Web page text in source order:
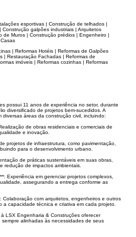
esportivas | Construção de telhados |
Construção galpões industriais | Arquitetos
de Muros | Construção prédios | Engenheiro |
| Reformas Hotéis | Reformas de Galpões
| Restauração Fachadas | Reformas de
imóveis | Reformas cozinhas | Reformas
possui 11 anos de experiência no setor, durante
diversificado de projetos bem-sucedidos. A
diversas áreas da construção civil, incluindo:
de obras residenciais e comerciais de
e inovação.
projetos de infraestrutura, como pavimentação,
para o desenvolvimento urbano.
de práticas sustentáveis em suas obras,
redução de impactos ambientais.
Experiência em gerenciar projetos complexos,
assegurando a entrega conforme as
Colaboração com arquitetos, engenheiros e outros
a capacidade técnica e criativa em cada projeto.
LSX Engenharia & Construções oferecer
alinhadas às necessidades de seus